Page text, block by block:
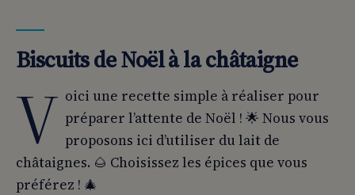
Biscuits de Noël à la châtaigne
V oici une recette simple à réaliser pour
préparer l’attente de Noël ! 🌟 Nous vous
proposons ici d’utiliser du lait de
châtaignes. 🌰 Choisissez les épices que vous
préférez ! 🎄